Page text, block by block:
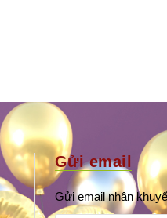
Gửi email
Gửi email nhận